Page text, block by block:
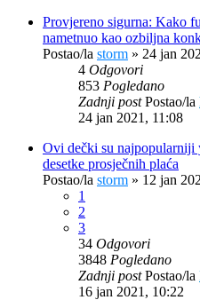
Provjereno sigurna: Kako
nametnuo kao ozbiljna
Postao/la storm » 24 jan
4 Odgovori
853 Pogledano
Zadnji postPostao/la
24 jan 2021, 11:08
Ovi dečki su najpopularniji
desetke prosječnih plaća
Postao/la storm » 12 jan
1
2
3
34 Odgovori
3848 Pogledano
Zadnji postPostao/la
16 jan 2021, 10:22